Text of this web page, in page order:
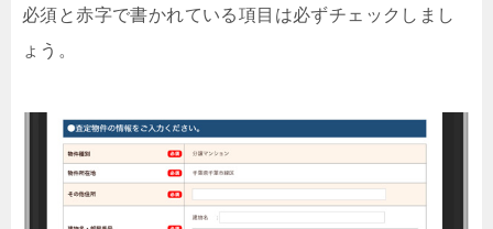
必須と赤字で書かれている項目は必ずチェックしまし
ょう。